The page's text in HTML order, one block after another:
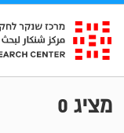
מציג 0